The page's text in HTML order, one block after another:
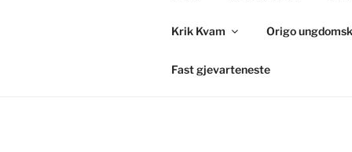
Krik Kvam Origo
Fast gjevarteneste